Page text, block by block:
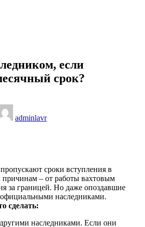
если
срок?
adminlavr
сроки вступления в
причинам – от работы вахтовым
за границей. Но даже опоздавшие
официальными наследниками.
сделать:
наследниками. Если они